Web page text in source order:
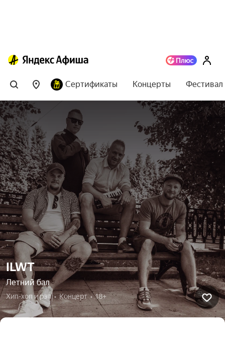
Сертификаты Концерты
ILWT
Летний бал
Хип-хоп и рэп  •  Концерт  •  18+